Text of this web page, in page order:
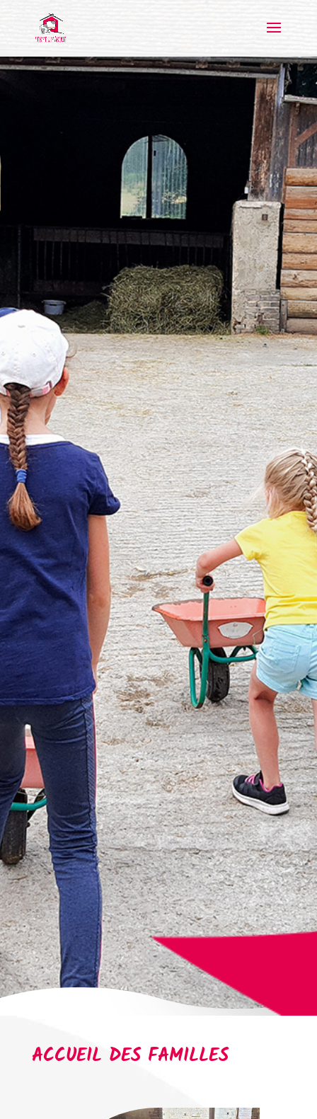
ACCUEIL DES FAMILLES